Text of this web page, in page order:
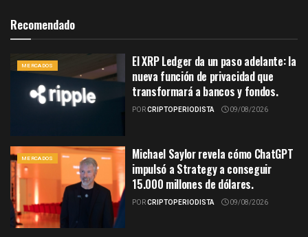
Recomendado
MERCADOS
El XRP Ledger da un paso adelante: la
nueva función de privacidad que
transformará a bancos y fondos.
PORCRIPTOPERIODISTA 09/08/2026
MERCADOS
Michael Saylor revela cómo ChatGPT
impulsó a Strategy a conseguir
15.000 millones de dólares.
PORCRIPTOPERIODISTA 09/08/2026